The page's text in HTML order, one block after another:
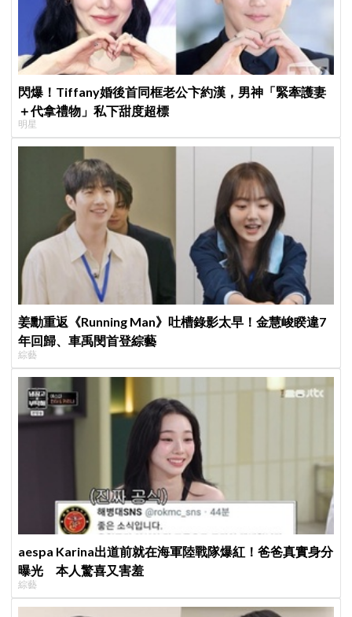
閃爆！Tiffany婚後首同框老公卞約漢，男神「緊牽護妻
＋代拿禮物」私下甜度超標
明星
姜勳重返《Running Man》吐槽錄影太早！金慧峻睽違7
年回歸、車禹閔首登綜藝
綜藝
aespa Karina出道前就在海軍陸戰隊爆紅！爸爸真實身分
曝光 本人驚喜又害羞
綜藝